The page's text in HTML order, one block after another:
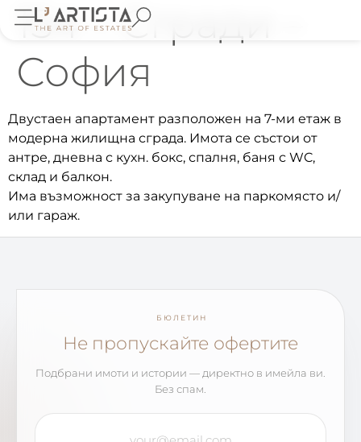
154 – Сгради –
София
Двустаен апартамент разположен на 7-ми етаж в
модерна жилищна сграда. Имота се състои от
антре, дневна с кухн. бокс, спалня, баня с WC,
склад и балкон.
Има възможност за закупуване на паркомясто и/
или гараж.
БЮЛЕТИН
Не пропускайте офертите
Подбрани имоти и истории — директно в имейла ви.
Без спам.